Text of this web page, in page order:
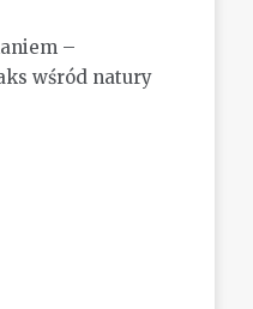
–
wśród natury